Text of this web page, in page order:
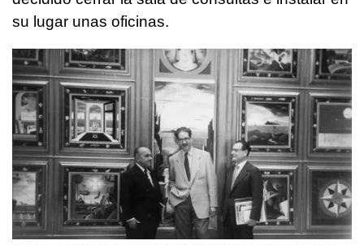
su lugar unas oficinas.